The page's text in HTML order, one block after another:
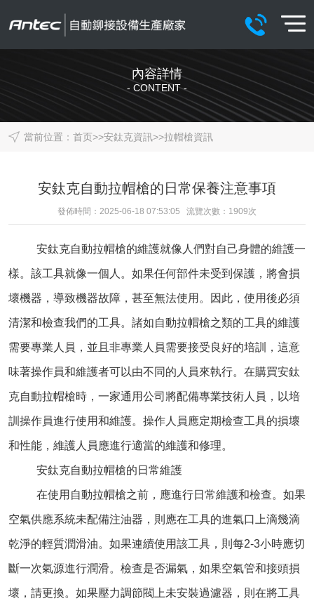
內容詳情
- CONTENT -
當前位置： 首页>>安鈦克資訊>>拉帽槍資訊
安鈦克自動拉帽槍的日常保養注意事項
發佈時間：2025-06-18 07:53:05 流覽次數： 1909次
安鈦克自動拉帽槍的維護就像人們對自己身體的維護一
樣。該工具就像一個人。如果任何部件未受到保護，將會損
壞機器，導致機器故障，甚至無法使用。因此，使用後必須
清潔和檢查我們的工具。諸如自動拉帽槍之類的工具的維護
需要專業人員，並且非專業人員需要接受良好的培訓，這意
味著操作員和維護者可以由不同的人員來執行。在購買安鈦
克自動拉帽槍時，一家通用公司將配備專業技術人員，以培
訓操作員進行使用和維護。操作人員應定期檢查工具的損壞
和性能，維護人員應進行適當的維護和修理。
安鈦克自動拉帽槍的日常維護
在使用 自動拉帽槍之前，應進行日常維護和檢查。如果
空氣供應系統未配備注油器，則應在工具的進氣口上滴幾滴
乾淨的輕質潤滑油。如果連續使用該工具，則每2-3小時應切
斷一次氣源進行潤滑。檢查是否漏氣，如果空氣管和接頭損
壞，請更換。如果壓力調節閥上未安裝過濾器，則在將工具